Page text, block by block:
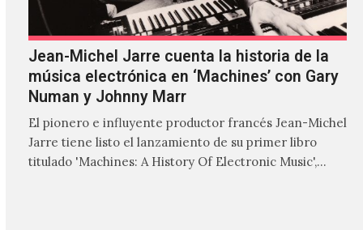
Jean-Michel Jarre cuenta la historia de la
música electrónica en ‘Machines’ con Gary
Numan y Johnny Marr
El pionero e influyente productor francés Jean-Michel
Jarre tiene listo el lanzamiento de su primer libro
titulado 'Machines: A History Of Electronic Music',